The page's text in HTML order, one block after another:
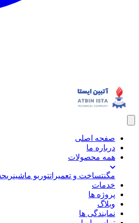
صفحه اصلی
درباره ما
همه محصولات
مگنتساخت و تعمیراتتوربو ماشینری
خدمات
پروژه ها
وبلاگ
نمایندگی ها